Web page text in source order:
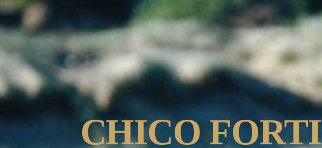
CHICO FORTI